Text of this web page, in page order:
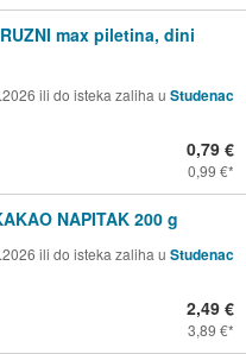
max piletina, dini
ili do isteka zaliha u Studenac
0,79 €
0,99 €
NAPITAK 200 g
ili do isteka zaliha u Studenac
2,49 €
3,89 €